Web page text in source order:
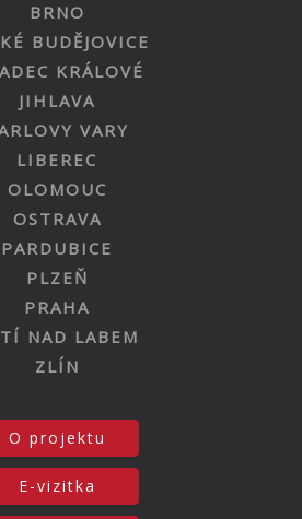
BRNO
BUDĚJOVICE
KRÁLOVÉ
JIHLAVA
VARY
LIBEREC
OLOMOUC
OSTRAVA
PARDUBICE
PLZEŇ
PRAHA
NAD LABEM
ZLÍN
O projektu
E-vizitka